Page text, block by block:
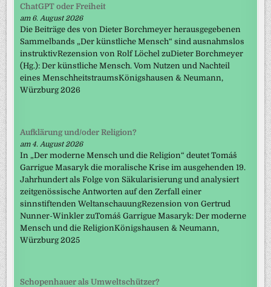
ChatGPT oder Freiheit
am 6. August 2026
Die Beiträge des von Dieter Borchmeyer herausgegebenen
Sammelbands „Der künstliche Mensch“ sind ausnahmslos
instruktivRezension von Rolf Löchel zuDieter Borchmeyer
(Hg.): Der künstliche Mensch. Vom Nutzen und Nachteil
eines MenschheitstraumsKönigshausen & Neumann,
Würzburg 2026
Aufklärung und/oder Religion?
am 4. August 2026
In „Der moderne Mensch und die Religion“ deutet Tomáš
Garrigue Masaryk die moralische Krise im ausgehenden 19.
Jahrhundert als Folge von Säkularisierung und analysiert
zeitgenössische Antworten auf den Zerfall einer
sinnstiftenden WeltanschauungRezension von Gertrud
Nunner-Winkler zuTomáš Garrigue Masaryk: Der moderne
Mensch und die ReligionKönigshausen & Neumann,
Würzburg 2025
Schopenhauer als Umweltschützer?